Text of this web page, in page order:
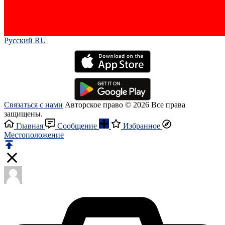
Русский RU‎
Связаться с нами Авторское право © 2026 Все права
защищены.
Главная
Сообщение
Избранное
Местоположение